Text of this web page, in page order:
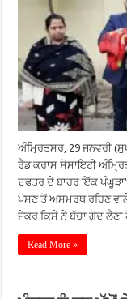
ਅੰਮ੍ਰਿਤਸਰ, 29 ਜਨਵਰੀ
ਰੈਡ ਕਰਾਸ ਸੋਸਾਇਟੀ
ਦਫਤਰ ਦੇ ਬਾਹਰ ਇੱਕ
ਪੋਸਣ ਤੋਂ ਅਸਮਰਥ ਰਹਿਣ
ਜੇਕਰ ਕਿਸੇ ਨੇ ਬੱਚਾ ਗੋਦ
Read More »